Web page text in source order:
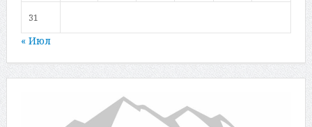
31
« Июл